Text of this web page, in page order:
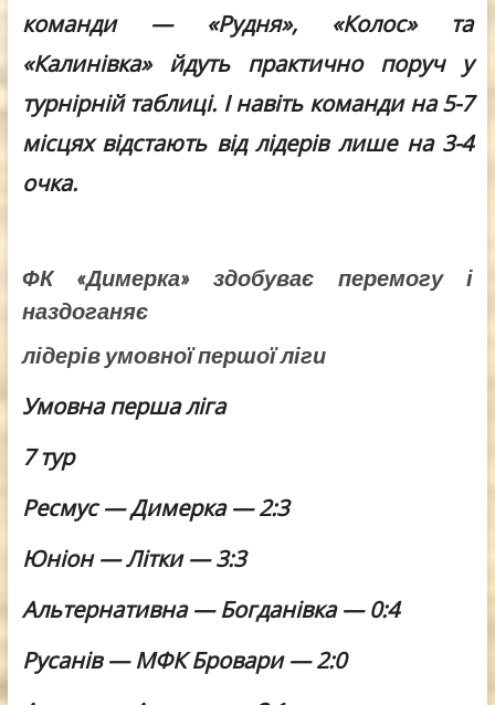
команди — «Рудня», «Колос» та
«Калинівка» йдуть практично поруч у
турнірній таблиці. І навіть команди на 5-7
місцях відстають від лідерів лише на 3-4
очка.
ФК «Димерка» здобуває перемогу і
наздоганяє
лідерів умовної першої ліги
Умовна перша ліга
7тур
Ресмус — Димерка — 2:3
Юніон — Літки — 3:3
Альтернативна — Богданівка — 0:4
Русанів — МФК Бровари — 2:0